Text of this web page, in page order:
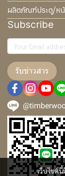
เว็บไซต์
ผลิตภัณฑ์ประตู/ห
Subscribe
รับข่าวสาร